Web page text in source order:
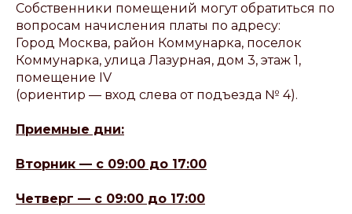
Собственники помещений могут обратиться по
вопросам начисления платы по адресу:
Город Москва, район Коммунарка, поселок
Коммунарка, улица Лазурная, дом 3, этаж 1,
помещение IV
(ориентир — вход слева от подъезда № 4).
Приемные дни:
Вторник — с 09:00 до 17:00
Четверг — с 09:00 до 17:00